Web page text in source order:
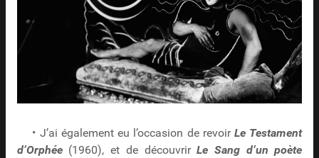
• J’ai également eu l’occasion de revoirLe Testament
d’Orphée(1960), et de découvrirLe Sang d’un poète